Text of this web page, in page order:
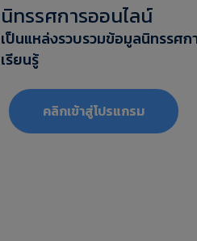
นิทรรศการออนไลน์
เป็นแหล่งรวบรวมข้อมูลนิทรรศ
เรียนรู้
‎‎คลิกเข้าสู่โปรแกรม